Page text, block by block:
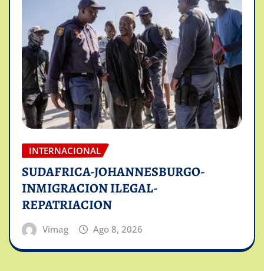
INTERNACIONAL
SUDAFRICA-JOHANNESBURGO-
INMIGRACION ILEGAL-
REPATRIACION
Vimag Ago 8, 2026